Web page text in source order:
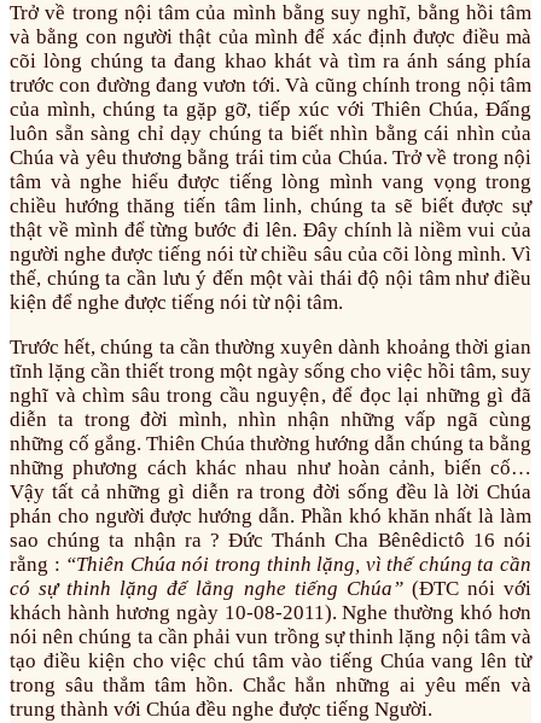
Trở về trong nội tâm của mình bằng suy nghĩ, bằng hồi tâm
và bằng con người thật của mình để xác định được điều mà
cõi lòng chúng ta đang khao khát và tìm ra ánh sáng phía
trước con đường đang vươn tới. Và cũng chính trong nội tâm
của mình, chúng ta gặp gỡ, tiếp xúc với Thiên Chúa, Đấng
luôn sẵn sàng chỉ dạy chúng ta biết nhìn bằng cái nhìn của
Chúa và yêu thương bằng trái tim của Chúa. Trở về trong nội
tâm và nghe hiểu được tiếng lòng mình vang vọng trong
chiều hướng thăng tiến tâm linh, chúng ta sẽ biết được sự
thật về mình để từng bước đi lên. Đây chính là niềm vui của
người nghe được tiếng nói từ chiều sâu của cõi lòng mình. Vì
thế, chúng ta cần lưu ý đến một vài thái độ nội tâm như điều
kiện để nghe được tiếng nói từ nội tâm.
Trước hết, chúng ta cần thường xuyên dành khoảng thời gian
tĩnh lặng cần thiết trong một ngày sống cho việc hồi tâm, suy
nghĩ và chìm sâu trong cầu nguyện, để đọc lại những gì đã
diễn ta trong đời mình, nhìn nhận những vấp ngã cùng
những cố gắng. Thiên Chúa thường hướng dẫn chúng ta bằng
những phương cách khác nhau như hoàn cảnh, biến cố…
Vậy tất cả những gì diễn ra trong đời sống đều là lời Chúa
phán cho người được hướng dẫn. Phần khó khăn nhất là làm
sao chúng ta nhận ra ? Đức Thánh Cha Bênêdictô 16 nói
rằng : “Thiên Chúa nói trong thinh lặng, vì thế chúng ta cần
có sự thinh lặng để lắng nghe tiếng Chúa”(ĐTC nói với
khách hành hương ngày 10-08-2011). Nghe thường khó hơn
nói nên chúng ta cần phải vun trồng sự thinh lặng nội tâm và
tạo điều kiện cho việc chú tâm vào tiếng Chúa vang lên từ
trong sâu thẳm tâm hồn. Chắc hẳn những ai yêu mến và
trung thành với Chúa đều nghe được tiếng Người.